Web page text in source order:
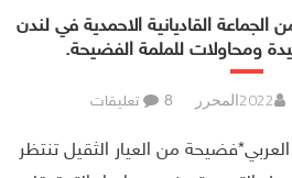
القاديانية الاحمدية في لندن
ومحاولات للملمة الفضيحة.
المحرر 8 تعليقات
من العيار الثقيل تنتظر